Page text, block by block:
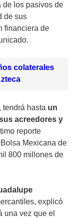
de los pasivos de
de sus
financiera de
colaterales
tendrá hasta un
acreedores y
reporte
Mexicana de
800 millones de
explicó
una vez que el